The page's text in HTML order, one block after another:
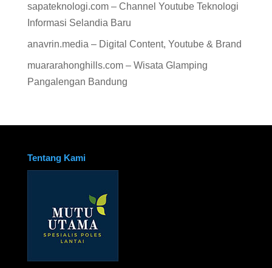
sapateknologi.com – Channel Youtube Teknologi
Informasi Selandia Baru
anavrin.media – Digital Content, Youtube & Brand
muararahonghills.com – Wisata Glamping
Pangalengan Bandung
Tentang Kami